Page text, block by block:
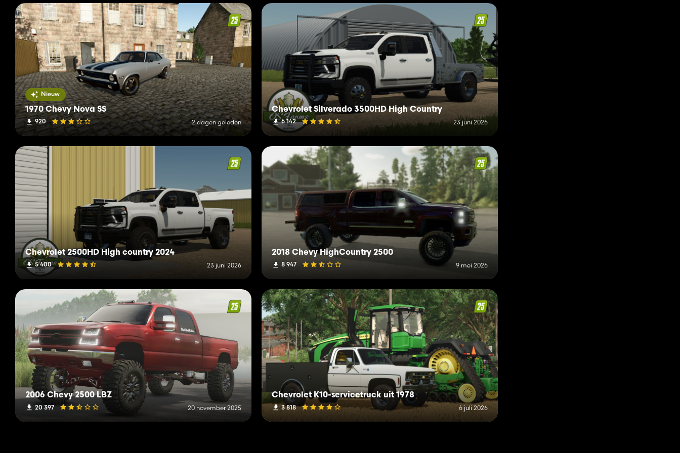
Nieuw
1970 Chevy Nova SS
920 2 dagen geleden
Chevrolet Silverado 3500HD High Country
6 142 23 juni 2026
Chevrolet 2500HD High country 2024
5 400 23 juni 2026
2018 Chevy HighCountry 2500
8 947 9 mei 2026
2006 Chevy 2500 LBZ
20 397 20 november 2025
Chevrolet K10-servicetruck uit 1978
3 818 6 juli 2026